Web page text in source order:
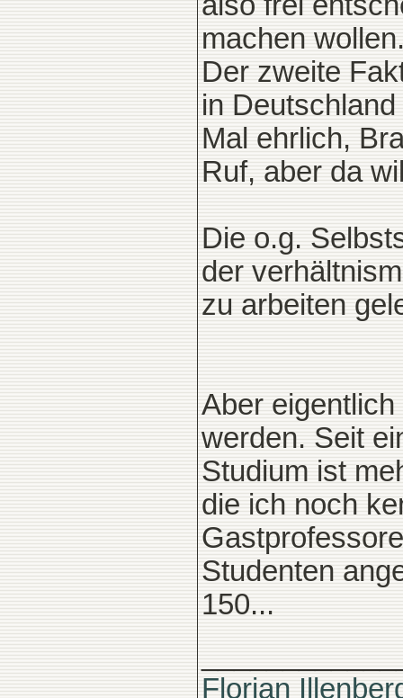
machen
Der zweite
in
Mal ehrlich,
Ruf, aber da
Die o.g.
der
zu arbeiten
Aber
werden. Seit
Studium ist
die ich noch
Studenten
150...
Florian